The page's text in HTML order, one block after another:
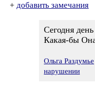
+ добавить замечания
Сегодня
Какая-бы
Ольга Раздумье
нарушении